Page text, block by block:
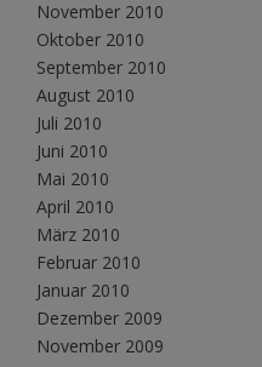
November 2010
Oktober 2010
September 2010
August 2010
Juli 2010
Juni 2010
Mai 2010
April 2010
März 2010
Februar 2010
Januar 2010
Dezember 2009
November 2009